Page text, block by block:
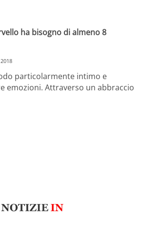
ha bisogno di almeno 8
particolarmente intimo e
emozioni. Attraverso un abbraccio